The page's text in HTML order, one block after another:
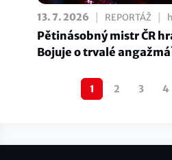
13. 7. 2026 REPORTÁŽ
Pětinásobný mistr ČR
Bojuje o trvalé
Pagination 1 2 3 4